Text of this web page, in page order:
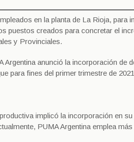
en la planta de La Rioja,
puestos creados para concretar el
y Provinciales.
Argentina anunció la incorporación de
para fines del primer trimestre de
implicó la incorporación en
PUMA Argentina emplea